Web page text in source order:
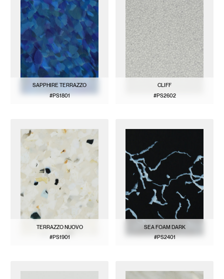
SAPPHIRE TERRAZZO
#PS1801
CLIFF
#PS2602
TERRAZZO NUOVO
#PS1901
SEA FOAM DARK
#PS2401